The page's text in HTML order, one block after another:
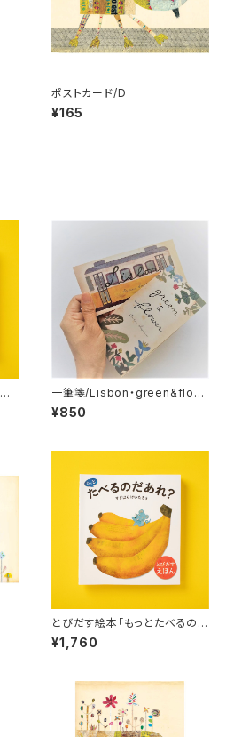
ポストカード/D
¥165
一筆箋/Lisbon・green&flow
er 2冊セット
¥850
とびだす絵本「もっとたべるのだ
あれ？」
¥1,760